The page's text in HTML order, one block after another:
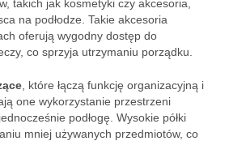
takich jak kosmetyki czy akcesoria,
na podłodze. Takie akcesoria
oferują wygodny dostęp do
co sprzyja utrzymaniu porządku.
, które łączą funkcję organizacyjną i
one wykorzystanie przestrzeni
podłogę. Wysokie półki
mniej używanych przedmiotów, co